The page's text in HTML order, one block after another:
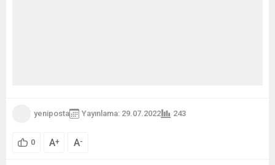
yeniposta Yayınlama: 29.07.2022 243
0 A+ A-